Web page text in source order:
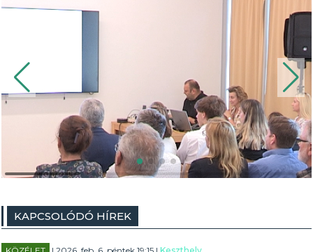
KAPCSOLÓDÓ HÍREK